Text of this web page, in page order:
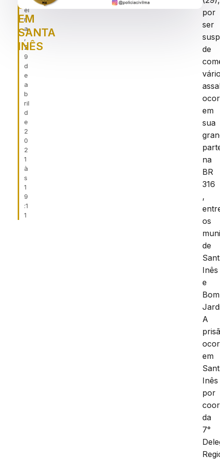
ei
r
a
,
2
9
d
e
a
b
ril
d
e
2
0
2
1
à
s
1
9
:1
1
316
EM
SANTA
INÊS
por
ser
de
em
sua
na
BR
316
,
os
de
Inês
e
Bom
A
em
Inês
por
da
7°